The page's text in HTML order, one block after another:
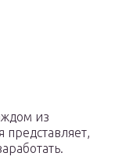
из
представляет,